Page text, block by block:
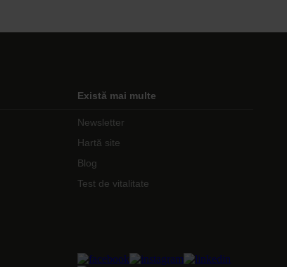
Există mai multe
Newsletter
Hartă site
Blog
Test de vitalitate